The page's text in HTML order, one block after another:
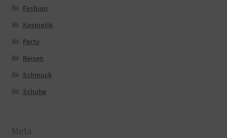
Fashion
Kosmetik
Party
Reisen
Schmuck
Schuhe
Meta